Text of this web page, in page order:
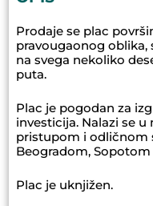
Prodaje se plac
pravougaonog oblika,
na svega nekoliko
puta.
Plac je pogodan za
investicija. Nalazi se
pristupom i odličnom
Beogradom,
Plac je uknjižen.